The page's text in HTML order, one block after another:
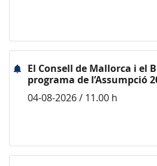
El Consell de Mallorca i el
programa de l’Assumpció
04-08-2026 / 11.00 h